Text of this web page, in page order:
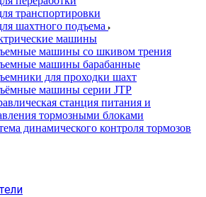
транспортировки
шахтного подъема
машины
машины со шкивом трения
машины барабанные
для проходки шахт
машины серии JTP
станция питания и
тормозными блоками
динамического контроля тормозов